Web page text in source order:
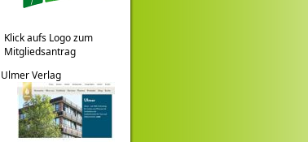
Klick aufs Logo zum
Mitgliedsantrag
Ulmer Verlag